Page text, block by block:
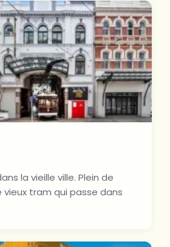
la vieille ville. Plein de
tram qui passe dans